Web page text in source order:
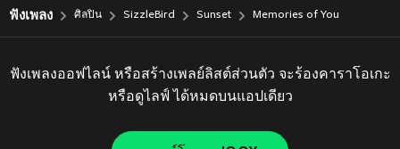
ฟังเพลง ศิลปิน SizzleBird Sunset Memories of You
ฟังเพลงออฟไลน์ หรือสร้างเพลย์ลิสต์ส่วนตัว จะร้องคาราโอเกะ
หรือดูไลฟ์ ได้หมดบนแอปเดียว